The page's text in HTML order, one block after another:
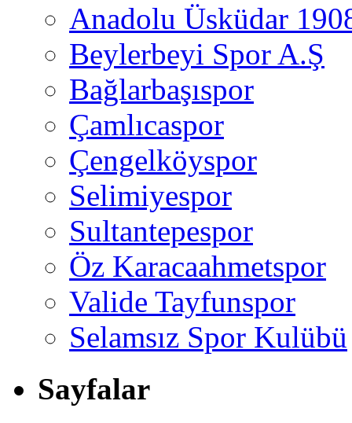
Anadolu Üsküdar
Beylerbeyi Spor A.Ş
Bağlarbaşıspor
Çamlıcaspor
Çengelköyspor
Selimiyespor
Sultantepespor
Öz Karacaahmetspor
Valide Tayfunspor
Selamsız Spor Kulübü
Sayfalar